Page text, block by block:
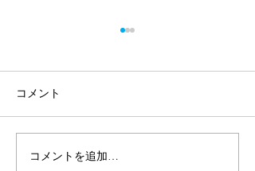
本牧生まれの四角いピザ
コメント
コメントを追加…